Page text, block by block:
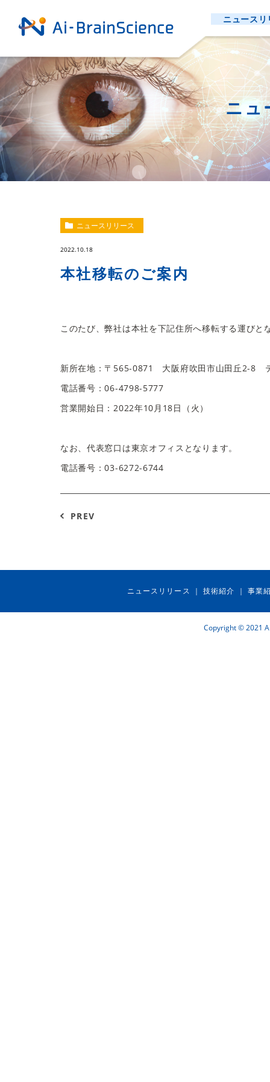
ニュースリ
ニュ
ニュースリリース
2022.10.18
本社移転のご案内
このたび、弊社は本社を下記住所へ移転する運びと
新所在地：〒565-0871 大阪府吹田市山田丘2-8
電話番号：06-4798-5777
営業開始日：2022年10月18日（火）
なお、代表窓口は東京オフィスとなります。
電話番号：03-6272-6744
PREV
ニュースリリース ｜技術紹介 事業
Copyright © 2021